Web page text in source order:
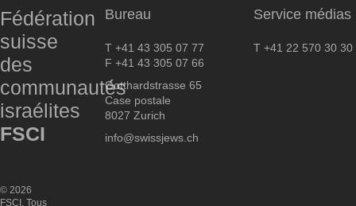
Fédération
suisse
des
communautés
israélites
FSCI
Bureau
T +41 43 305 07 77
F +41 43 305 07 66
Gotthardstrasse 65
Case postale
8027 Zurich
info@swissjews.ch
Service médias
T +41 22 570 30 30
© 2026
FSCI. Tous